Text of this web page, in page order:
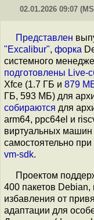
02.01.2026 09:07
Представлен
"Excalibur", форка
системного
подготовлены Live-
Xfce (1.7 ГБ и 879
ГБ, 593 МБ) для
собираются для
arm64, ppc64el и
виртуальных машин
самостоятельно
vm-sdk.
Проектом
400 пакетов
избавления от
адаптации для